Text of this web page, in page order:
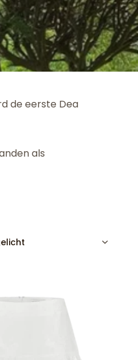
de eerste Dea
als